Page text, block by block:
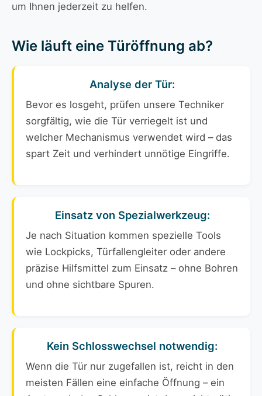
um Ihnen jederzeit zu helfen.
Wie läuft eine Türöffnung ab?
Analyse der Tür:
Bevor es losgeht, prüfen unsere Techniker
sorgfältig, wie die Tür verriegelt ist und
welcher Mechanismus verwendet wird – das
spart Zeit und verhindert unnötige Eingriffe.
Einsatz von Spezialwerkzeug:
Je nach Situation kommen spezielle Tools
wie Lockpicks, Türfallengleiter oder andere
präzise Hilfsmittel zum Einsatz – ohne Bohren
und ohne sichtbare Spuren.
Kein Schlosswechsel notwendig:
Wenn die Tür nur zugefallen ist, reicht in den
meisten Fällen eine einfache Öffnung – ein